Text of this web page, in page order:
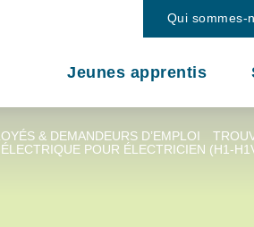
Qui sommes-
Jeunes apprentis
& DEMANDEURS D’EMPLOI
POUR ÉLECTRICIEN (H1-